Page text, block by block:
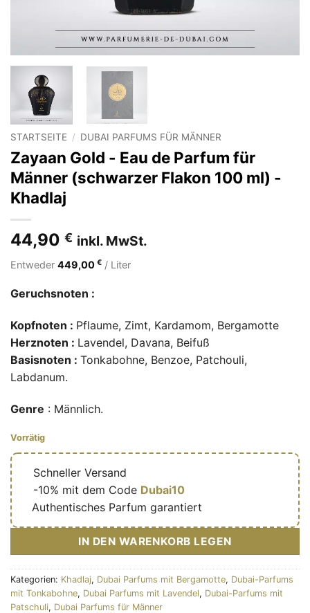
STARTSEITE / DUBAI PARFUMS FÜR MÄNNER
Zayaan Gold - Eau de Parfum für
Männer (schwarzer Flakon 100 ml) -
Khadlaj
44,90 € inkl. MwSt.
Entweder 449,00 € / Liter
Geruchsnoten :
Kopfnoten : Pflaume, Zimt, Kardamom, Bergamotte
Herznoten : Lavendel, Davana, Beifuß
Basisnoten : Tonkabohne, Benzoe, Patchouli,
Labdanum.
Genre : Männlich.
Vorrätig
Schneller Versand
-10% mit dem Code Dubai10
Authentisches Parfum garantiert
IN DEN WARENKORB LEGEN
Kategorien: Khadlaj, Dubai Parfums mit Bergamotte, Dubai-Parfums
mit Tonkabohne, Dubai Parfums mit Lavendel, Dubai-Parfums mit
Patschuli, Dubai Parfums für Männer